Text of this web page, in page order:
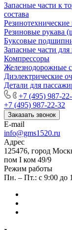
Запасные части к
состава
Резиновые рукава
Буксовые
Запасные части
Компрессоры
Железнодорожные
Диэлектрические
Детали для
+7 (495) 987-
+7 (495) 987-22-32
Заказать звонок
E-mail
info@gms1520.ru
Адрес
125476, город
пом I ком 49/9
Режим работы
Пн. – Пт.: с 9:00 до